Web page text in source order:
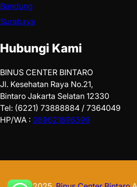
Bandung
Surabaya
Hubungi Kami
BINUS CENTER BINTARO
Jl. Kesehatan Raya No.21,
Bintaro Jakarta Selatan 12330
Tel: (6221) 73888884 / 7364049
HP/WA : 089621896399